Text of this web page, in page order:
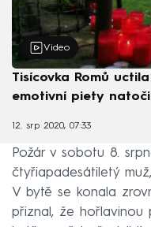
Video
Tisícovka Romů
emotivní piety
12. srp 2020, 07:33
Požár v sobotu 8.
čtyřiapadesátiletý
V bytě se konala
přiznal, že hořlavinou